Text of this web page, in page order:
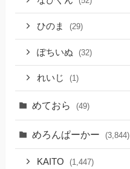
ひのま (29)
ぽちいぬ (32)
れいじ (1)
めておら (49)
めろんぱーかー (3,844)
KAITO (1,447)